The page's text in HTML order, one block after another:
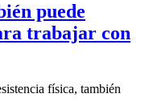
puede
trabajar con
física, también